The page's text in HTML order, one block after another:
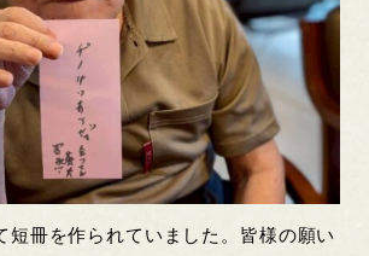
短冊を作られていました。皆様の願い